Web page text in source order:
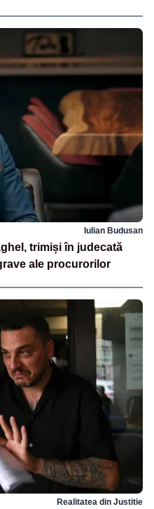
Iulian Budusan
trimiși în judecată
ale procurorilor
Realitatea din Justitie